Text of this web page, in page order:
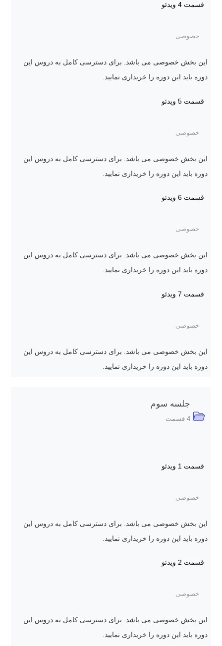
قسمت 4 ویدئو
خصوصی
این بخش خصوصی می باشد. برای دسترسی کامل به دروس این
دوره باید این دوره را خریداری نمایید.
قسمت 5 ویدئو
خصوصی
این بخش خصوصی می باشد. برای دسترسی کامل به دروس این
دوره باید این دوره را خریداری نمایید.
قسمت 6 ویدئو
خصوصی
این بخش خصوصی می باشد. برای دسترسی کامل به دروس این
دوره باید این دوره را خریداری نمایید.
قسمت 7 ویدئو
خصوصی
این بخش خصوصی می باشد. برای دسترسی کامل به دروس این
دوره باید این دوره را خریداری نمایید.
جلسه سوم
4 قسمت
قسمت 1 ویدئو
خصوصی
این بخش خصوصی می باشد. برای دسترسی کامل به دروس این
دوره باید این دوره را خریداری نمایید.
قسمت 2 ویدئو
خصوصی
این بخش خصوصی می باشد. برای دسترسی کامل به دروس این
دوره باید این دوره را خریداری نمایید.